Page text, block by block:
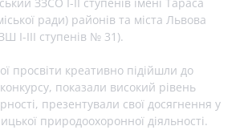
ЗЗСО I-II ступенів імені Тараса
ради) районів та міста Львова
І-ІІІ ступенів № 31).
просвіти креативно підійшли до
показали високий рівень
презентували свої досягнення у
природоохоронної діяльності.